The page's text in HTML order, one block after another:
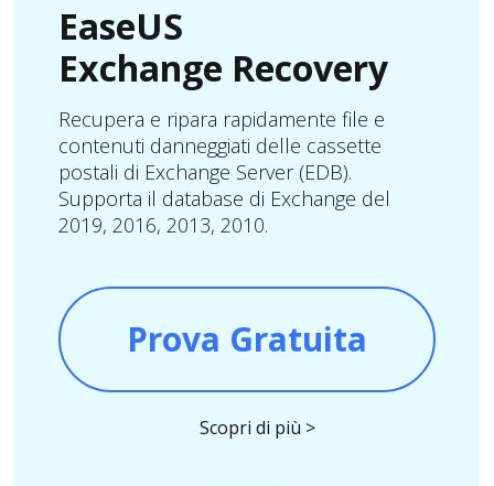
EaseUS
Exchange Recovery
Recupera e ripara rapidamente file e
contenuti danneggiati delle cassette
postali di Exchange Server (EDB).
Supporta il database di Exchange del
2019, 2016, 2013, 2010.
Prova Gratuita
Scopri di più >